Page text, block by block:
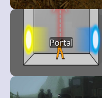
Portal